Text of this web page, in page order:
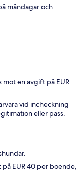
måndagar och
en avgift på EUR
vid incheckning
eller pass.
EUR 40 per boende,